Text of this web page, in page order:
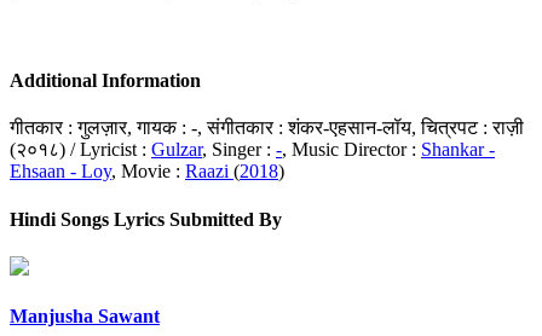
Additional Information
गीतकार : गुलज़ार, गायक : -, संगीतकार : शंकर-एहसान-लॉय, चित्रपट : राज़ी
(२०१८) / Lyricist : Gulzar, Singer : -, Music Director : Shankar -
Ehsaan - Loy, Movie : Raazi (2018)
Hindi Songs Lyrics Submitted By
Manjusha Sawant